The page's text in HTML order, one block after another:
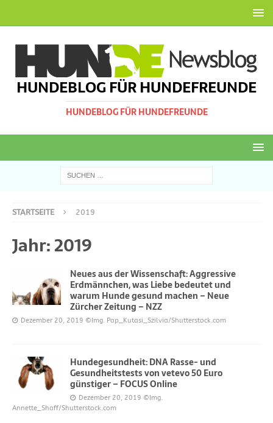
HUNDEBLOG FÜR HUNDEFREUNDE
HUNDEBLOG FÜR HUNDEFREUNDE
STARTSEITE 2019
Jahr:2019
Neues aus der Wissenschaft: Aggressive
Erdmännchen, was Liebe bedeutet und
warum Hunde gesund machen – Neue
Zürcher Zeitung – NZZ
Dezember 20, 2019 ©Img. Pap_Kutasi_Szilvia/Shutterstock.com
Hundegesundheit: DNA Rasse- und
Gesundheitstests von vetevo 50 Euro
günstiger – FOCUS Online
Dezember 20, 2019 ©Img.
Annette_Shaff/Shutterstock.com